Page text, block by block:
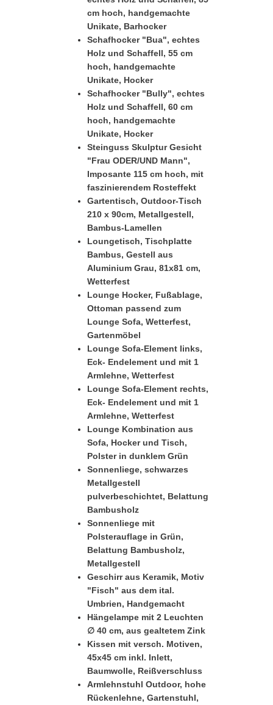
cm hoch, handgemachte
Unikate, Barhocker
Schafhocker "Bua", echtes
Holz und Schaffell, 55 cm
hoch, handgemachte
Unikate, Hocker
Schafhocker "Bully", echtes
Holz und Schaffell, 60 cm
hoch, handgemachte
Unikate, Hocker
Steinguss Skulptur Gesicht
"Frau ODER/UND Mann",
Imposante 115 cm hoch, mit
faszinierendem Rosteffekt
Gartentisch, Outdoor-Tisch
210 x 90cm, Metallgestell,
Bambus-Lamellen
Loungetisch, Tischplatte
Bambus, Gestell aus
Aluminium Grau, 81x81 cm,
Wetterfest
Lounge Hocker, Fußablage,
Ottoman passend zum
Lounge Sofa, Wetterfest,
Gartenmöbel
Lounge Sofa-Element links,
Eck- Endelement und mit 1
Armlehne, Wetterfest
Lounge Sofa-Element rechts,
Eck- Endelement und mit 1
Armlehne, Wetterfest
Lounge Kombination aus
Sofa, Hocker und Tisch,
Polster in dunklem Grün
Sonnenliege, schwarzes
Metallgestell
pulverbeschichtet, Belattung
Bambusholz
Sonnenliege mit
Polsterauflage in Grün,
Belattung Bambusholz,
Metallgestell
Geschirr aus Keramik, Motiv
"Fisch" aus dem ital.
Umbrien, Handgemacht
Hängelampe mit 2 Leuchten
∅ 40 cm, aus gealtetem Zink
Kissen mit versch. Motiven,
45x45 cm inkl. Inlett,
Baumwolle, Reißverschluss
Armlehnstuhl Outdoor, hohe
Rückenlehne, Gartenstuhl,